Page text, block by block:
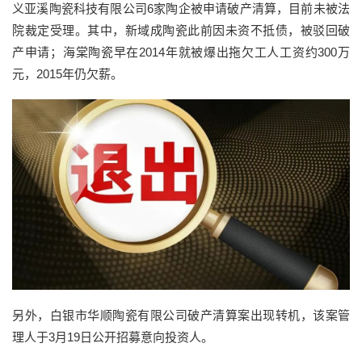
义亚溪陶瓷科技有限公司6家陶企被申请破产清算，目前未被法
院裁定受理。其中，新域成陶瓷此前因未资不抵债，被驳回破
产申请；海棠陶瓷早在2014年就被爆出拖欠工人工资约300万
元，2015年仍欠薪。
另外，白银市华顺陶瓷有限公司破产清算案出现转机，该案管
理人于3月19日公开招募意向投资人。